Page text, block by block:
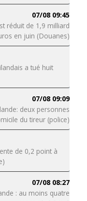
07/08 09:45
réduit de 1,9 milliard
en juin (Douanes)
a tué huit
07/08 09:09
deux personnes
du tireur (police)
de 0,2 point à
07/08 08:27
: au moins quatre